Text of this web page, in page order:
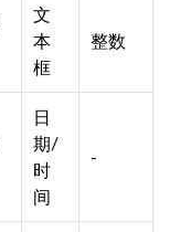
文
本
框
整数
日
期/
时
间
-